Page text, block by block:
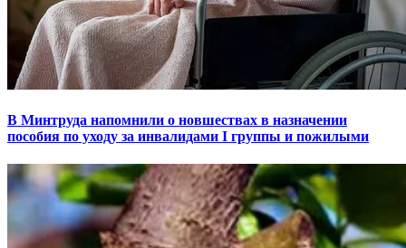
В Минтруда напомнили о новшествах в назначении
пособия по уходу за инвалидами I группы и пожилыми